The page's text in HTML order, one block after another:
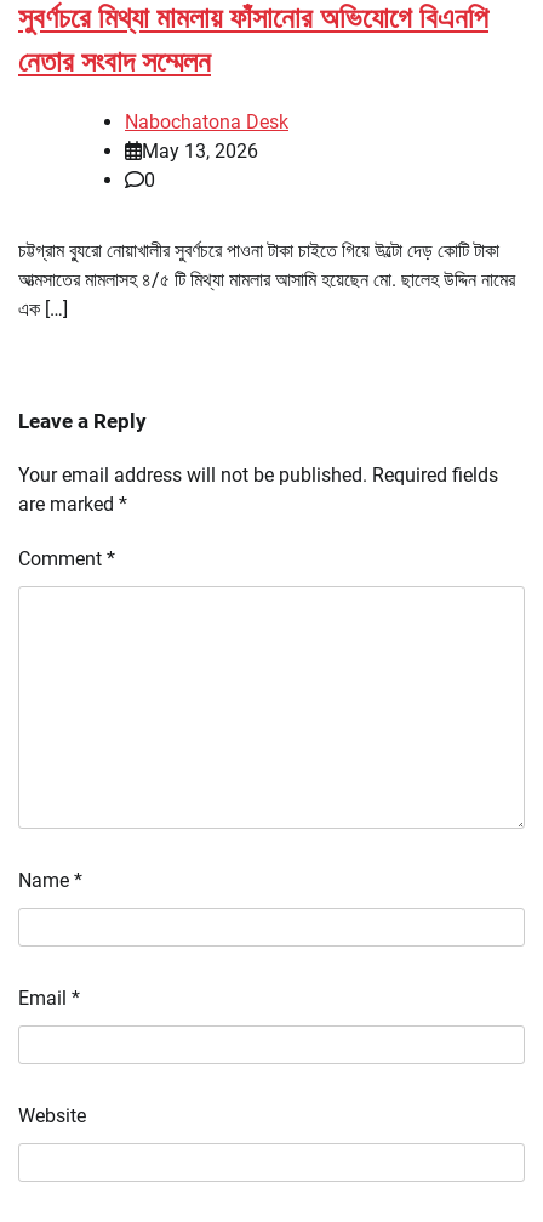
সুবর্ণচরে মিথ্যা মামলায় ফাঁসানোর অভিযোগে বিএনপি
নেতার সংবাদ সম্মেলন
Nabochatona Desk
May 13, 2026
0
চট্টগ্রাম ব্যুরো নোয়াখালীর সুবর্ণচরে পাওনা টাকা চাইতে গিয়ে উল্টো দেড় কোটি টাকা
আত্মসাতের মামলাসহ ৪/৫ টি মিথ্যা মামলার আসামি হয়েছেন মো. ছালেহ উদ্দিন নামের
এক […]
Leave a Reply
Your email address will not be published. Required fields
are marked *
Comment *
Name *
Email *
Website